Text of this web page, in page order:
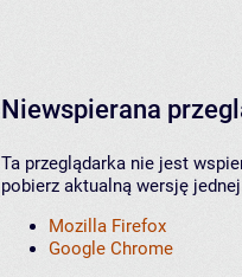
Niewspierana
Ta przeglądarka nie jest
pobierz aktualną wersję
Mozilla Firefox
Google Chrome